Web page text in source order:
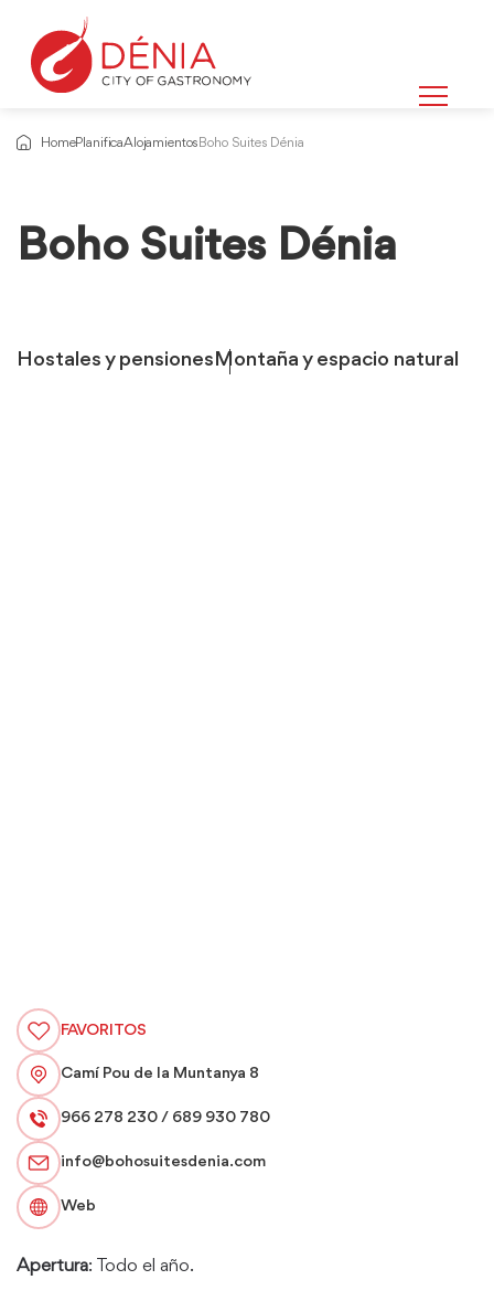
HomePlanificaAlojamientos Boho Suites Dénia
Boho Suites Dénia
Hostales y pensionesMontaña y espacio natural
FAVORITOS
Camí Pou de la Muntanya 8
966 278 230 / 689 930 780
info@bohosuitesdenia.com
Web
Apertura: Todo el año.